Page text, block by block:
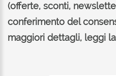
(offerte, sconti,
conferimento del
maggiori dettagli, leggi la